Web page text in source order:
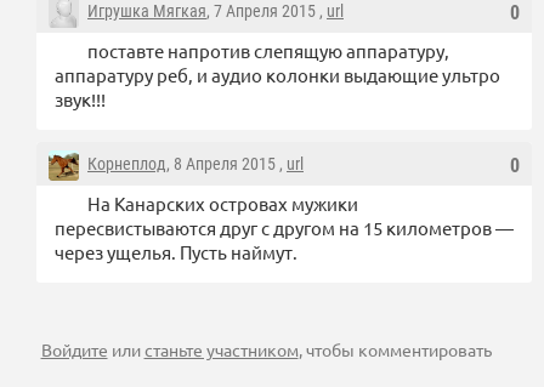
0
Игрушка Мягкая, 7 Апреля 2015 , url
поставте напротив слепящую аппаратуру,
аппаратуру реб, и аудио колонки выдающие ультро
звук!!!
0
Корнеплод, 8 Апреля 2015 , url
На Канарских островах мужики
пересвистываются друг с другом на 15 километров —
через ущелья. Пусть наймут.
Войдите илистаньте участником, чтобы комментировать